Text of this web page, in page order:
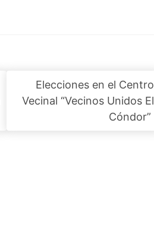
Elecciones en el Centro
Vecinal “Vecinos Unidos El
Cóndor”